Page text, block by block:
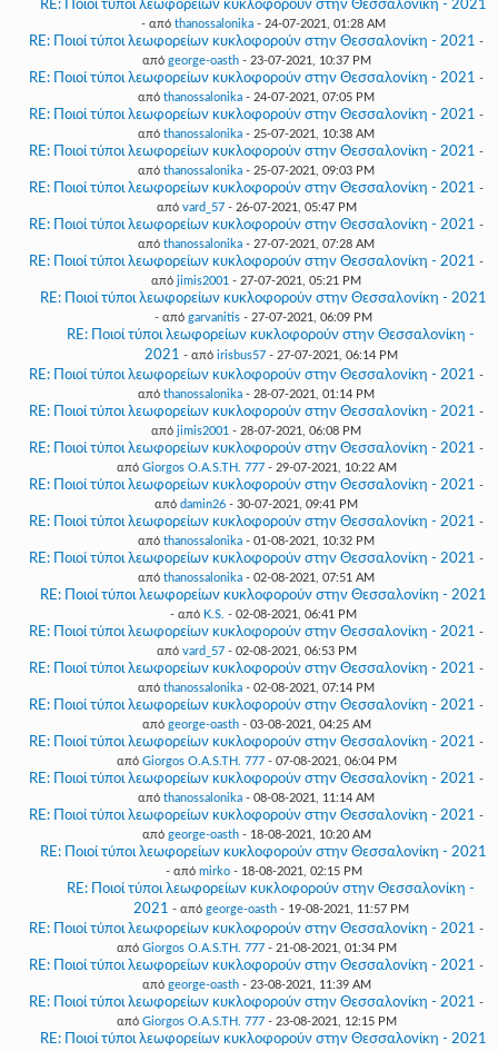
RE: Ποιοί τύποι λεωφορείων κυκλοφορούν στην Θεσσαλονίκη - 2021
- από thanossalonika - 24-07-2021, 01:28 AM
RE: Ποιοί τύποι λεωφορείων κυκλοφορούν στην Θεσσαλονίκη - 2021 -
από george-oasth- 23-07-2021, 10:37 PM
RE: Ποιοί τύποι λεωφορείων κυκλοφορούν στην Θεσσαλονίκη - 2021 -
από thanossalonika - 24-07-2021, 07:05 PM
RE: Ποιοί τύποι λεωφορείων κυκλοφορούν στην Θεσσαλονίκη - 2021 -
από thanossalonika - 25-07-2021, 10:38 AM
RE: Ποιοί τύποι λεωφορείων κυκλοφορούν στην Θεσσαλονίκη - 2021 -
από thanossalonika - 25-07-2021, 09:03 PM
RE: Ποιοί τύποι λεωφορείων κυκλοφορούν στην Θεσσαλονίκη - 2021 -
από vard_57- 26-07-2021, 05:47 PM
RE: Ποιοί τύποι λεωφορείων κυκλοφορούν στην Θεσσαλονίκη - 2021 -
από thanossalonika - 27-07-2021, 07:28 AM
RE: Ποιοί τύποι λεωφορείων κυκλοφορούν στην Θεσσαλονίκη - 2021 -
από jimis2001 - 27-07-2021, 05:21 PM
RE: Ποιοί τύποι λεωφορείων κυκλοφορούν στην Θεσσαλονίκη - 2021
- από garvanitis - 27-07-2021, 06:09 PM
RE: Ποιοί τύποι λεωφορείων κυκλοφορούν στην Θεσσαλονίκη -
2021 - από irisbus57- 27-07-2021, 06:14 PM
RE: Ποιοί τύποι λεωφορείων κυκλοφορούν στην Θεσσαλονίκη - 2021 -
από thanossalonika - 28-07-2021, 01:14 PM
RE: Ποιοί τύποι λεωφορείων κυκλοφορούν στην Θεσσαλονίκη - 2021 -
από jimis2001 - 28-07-2021, 06:08 PM
RE: Ποιοί τύποι λεωφορείων κυκλοφορούν στην Θεσσαλονίκη - 2021 -
από Giorgos O.A.S.TH. 777- 29-07-2021, 10:22 AM
RE: Ποιοί τύποι λεωφορείων κυκλοφορούν στην Θεσσαλονίκη - 2021 -
από damin26 - 30-07-2021, 09:41 PM
RE: Ποιοί τύποι λεωφορείων κυκλοφορούν στην Θεσσαλονίκη - 2021 -
από thanossalonika - 01-08-2021, 10:32 PM
RE: Ποιοί τύποι λεωφορείων κυκλοφορούν στην Θεσσαλονίκη - 2021 -
από thanossalonika - 02-08-2021, 07:51 AM
RE: Ποιοί τύποι λεωφορείων κυκλοφορούν στην Θεσσαλονίκη - 2021
- από K.S. - 02-08-2021, 06:41 PM
RE: Ποιοί τύποι λεωφορείων κυκλοφορούν στην Θεσσαλονίκη - 2021 -
από vard_57- 02-08-2021, 06:53 PM
RE: Ποιοί τύποι λεωφορείων κυκλοφορούν στην Θεσσαλονίκη - 2021 -
από thanossalonika - 02-08-2021, 07:14 PM
RE: Ποιοί τύποι λεωφορείων κυκλοφορούν στην Θεσσαλονίκη - 2021 -
από george-oasth- 03-08-2021, 04:25 AM
RE: Ποιοί τύποι λεωφορείων κυκλοφορούν στην Θεσσαλονίκη - 2021 -
από Giorgos O.A.S.TH. 777- 07-08-2021, 06:04 PM
RE: Ποιοί τύποι λεωφορείων κυκλοφορούν στην Θεσσαλονίκη - 2021 -
από thanossalonika - 08-08-2021, 11:14 AM
RE: Ποιοί τύποι λεωφορείων κυκλοφορούν στην Θεσσαλονίκη - 2021 -
από george-oasth- 18-08-2021, 10:20 AM
RE: Ποιοί τύποι λεωφορείων κυκλοφορούν στην Θεσσαλονίκη - 2021
- από mirko- 18-08-2021, 02:15 PM
RE: Ποιοί τύποι λεωφορείων κυκλοφορούν στην Θεσσαλονίκη -
2021 - από george-oasth- 19-08-2021, 11:57 PM
RE: Ποιοί τύποι λεωφορείων κυκλοφορούν στην Θεσσαλονίκη - 2021 -
από Giorgos O.A.S.TH. 777- 21-08-2021, 01:34 PM
RE: Ποιοί τύποι λεωφορείων κυκλοφορούν στην Θεσσαλονίκη - 2021 -
από george-oasth- 23-08-2021, 11:39 AM
RE: Ποιοί τύποι λεωφορείων κυκλοφορούν στην Θεσσαλονίκη - 2021 -
από Giorgos O.A.S.TH. 777- 23-08-2021, 12:15 PM
RE: Ποιοί τύποι λεωφορείων κυκλοφορούν στην Θεσσαλονίκη - 2021